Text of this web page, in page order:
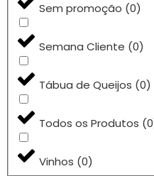
Sem promoção (0)
Semana Cliente (0)
Tábua de Queijos (0)
Todos os Produtos (0
Vinhos (0)